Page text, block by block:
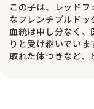
この子は、レッド
なフレンチブルドッ
血統は申し分なく
りと受け継いでい
取れた体つきなど、
ほどの完成度✨ そ
ップにきゅんとさ